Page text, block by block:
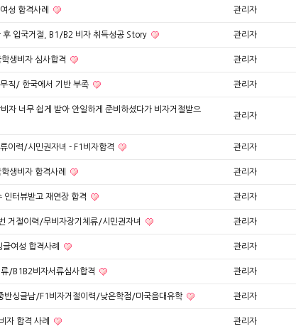
성 합격사례 관리자
후 입국거절, B1/B2 비자 취득성공 Story 관리자
생비자 심사합격 관리자
직/ 한국에서 기반 부족 관리자
자 너무 쉽게 받아 안일하게 준비하셨다가 비자거절받으
관리자
이력/시민권자녀 - F1비자합격 관리자
생비자 합격사례 관리자
인터뷰받고 재연장 합격 관리자
거절이력/무비자장기체류/시민권자녀 관리자
여성 합격사례 관리자
/B1B2비자서류심사합격 관리자
반싱글남/F1비자거절이력/낮은학점/미국음대유학 관리자
자 합격 사례 관리자